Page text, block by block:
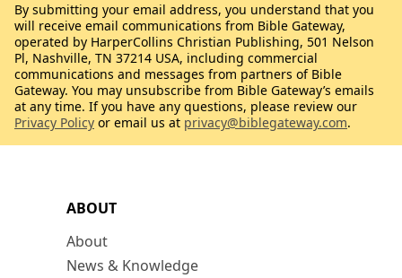
ABOUT
About
News & Knowledge
By submitting your email address, you understand that you
will receive email communications from Bible Gateway,
operated by HarperCollins Christian Publishing, 501 Nelson
Pl, Nashville, TN 37214 USA, including commercial
communications and messages from partners of Bible
Gateway. You may unsubscribe from Bible Gateway’s emails
at any time. If you have any questions, please review our
Privacy Policy or email us at privacy@biblegateway.com.